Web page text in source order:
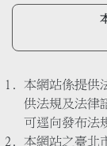
本網站係提供
供法規及法律
可逕向發布法
本網站之臺北